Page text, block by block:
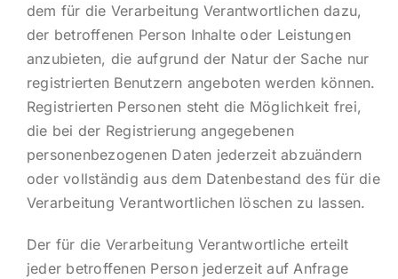
dem für die Verarbeitung Verantwortlichen dazu,
der betroffenen Person Inhalte oder Leistungen
anzubieten, die aufgrund der Natur der Sache nur
registrierten Benutzern angeboten werden können.
Registrierten Personen steht die Möglichkeit frei,
die bei der Registrierung angegebenen
personenbezogenen Daten jederzeit abzuändern
oder vollständig aus dem Datenbestand des für die
Verarbeitung Verantwortlichen löschen zu lassen.
Der für die Verarbeitung Verantwortliche erteilt
jeder betroffenen Person jederzeit auf Anfrage